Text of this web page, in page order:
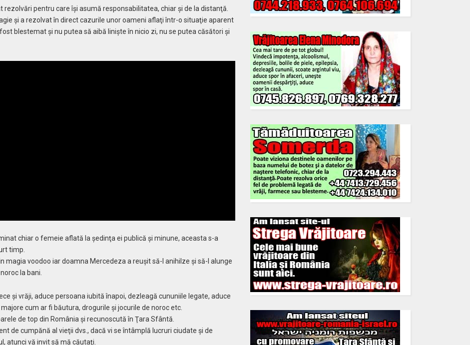
pentru care își asumă responsabilitatea, chiar şi de la distanţă.
şi a rezolvat în direct cazurile unor oameni aflaţi într-o situaţie aparent
blestemat şi nu putea să aibă linişte în nicio zi, nu se putea căsători şi
chiar o femeie aflată la şedinţa ei publică şi minune, aceasta s-a
timp.
magia voodoo iar doamna Mercedeza a reuşit să-l anihilze şi să-l alunge
la bani.
şi vrăji, aduce persoana iubită înapoi, dezleagă cununiile legate, aduce
cum ar fi băutura, drogurile şi jocurile de noroc etc.
de top din România şi recunoscută în Ţara Sfântă.
de cumpănă al vieţii dvs., dacă vi se întâmplă lucruri ciudate şi de
atunci vă invit să mă căutaţi.